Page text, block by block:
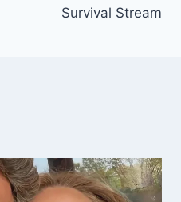
Survival Stream